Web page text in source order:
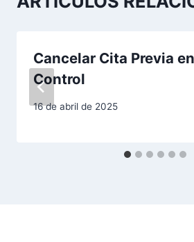
c
Cancelar Cita Previa
Control
16 de abril de 2025